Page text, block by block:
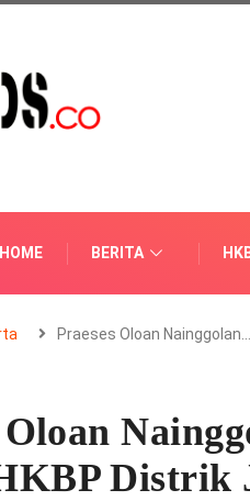
HOME BERITA
Praeses Oloan Nainggolan…
Oloan
Distrik